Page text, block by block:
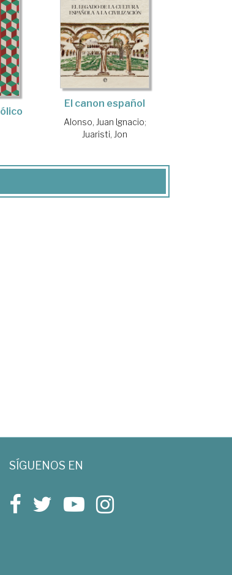
El canon español
Alonso, Juan Ignacio;
Juaristi, Jon
SÍGUENOS EN